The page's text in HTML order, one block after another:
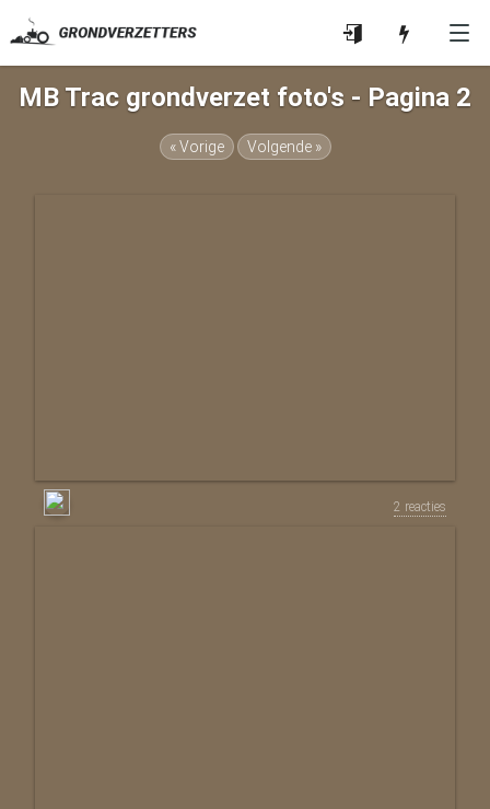
MB Trac grondverzet foto's - Pagina 2
« Vorige Volgende »
2 reacties